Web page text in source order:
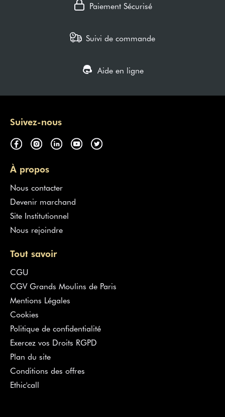
Paiement Sécurisé
Suivi de commande
Aide en ligne
Suivez-nous
À propos
Nous contacter
Devenir marchand
Site Institutionnel
Nous rejoindre
Tout savoir
CGU
CGV Grands Moulins de Paris
Mentions Légales
Cookies
Politique de confidentialité
Exercez vos Droits RGPD
Plan du site
Conditions des offres
Ethic'call